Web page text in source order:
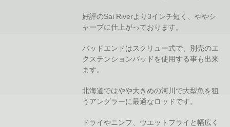
好評のSai Riverより3インチ短く、ややシ
ャープに仕上がっております。
バッドエンドはスクリュー式で、別売のエ
クステンションバッドを使用する事も出来
ます。
北海道ではやや大きめの河川で大型魚を狙
うアングラーに最適なロッドです。
ドライやニンフ、ウエットフライと幅広く